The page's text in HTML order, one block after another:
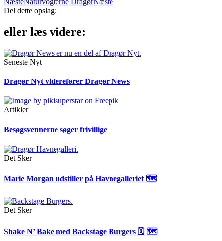
NæsteNaturvogterne DragørNæste
Del dette opslag:
eller læs videre:
Seneste Nyt
Dragør Nyt viderefører Dragør News
Artikler
Besøgsvennerne søger frivillige
Det Sker
Marie Morgan udstiller på Havnegalleriet 🗺
Det Sker
Shake N’ Bake med Backstage Burgers 🗓 🗺